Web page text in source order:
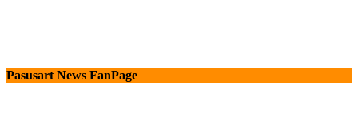
Pasusart News FanPage